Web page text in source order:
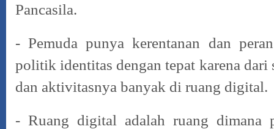
Pancasila.
- Pemuda punya kerentanan dan
politik identitas dengan tepat karena dari
dan aktivitasnya banyak di ruang digital.
- Ruang digital adalah ruang dimana